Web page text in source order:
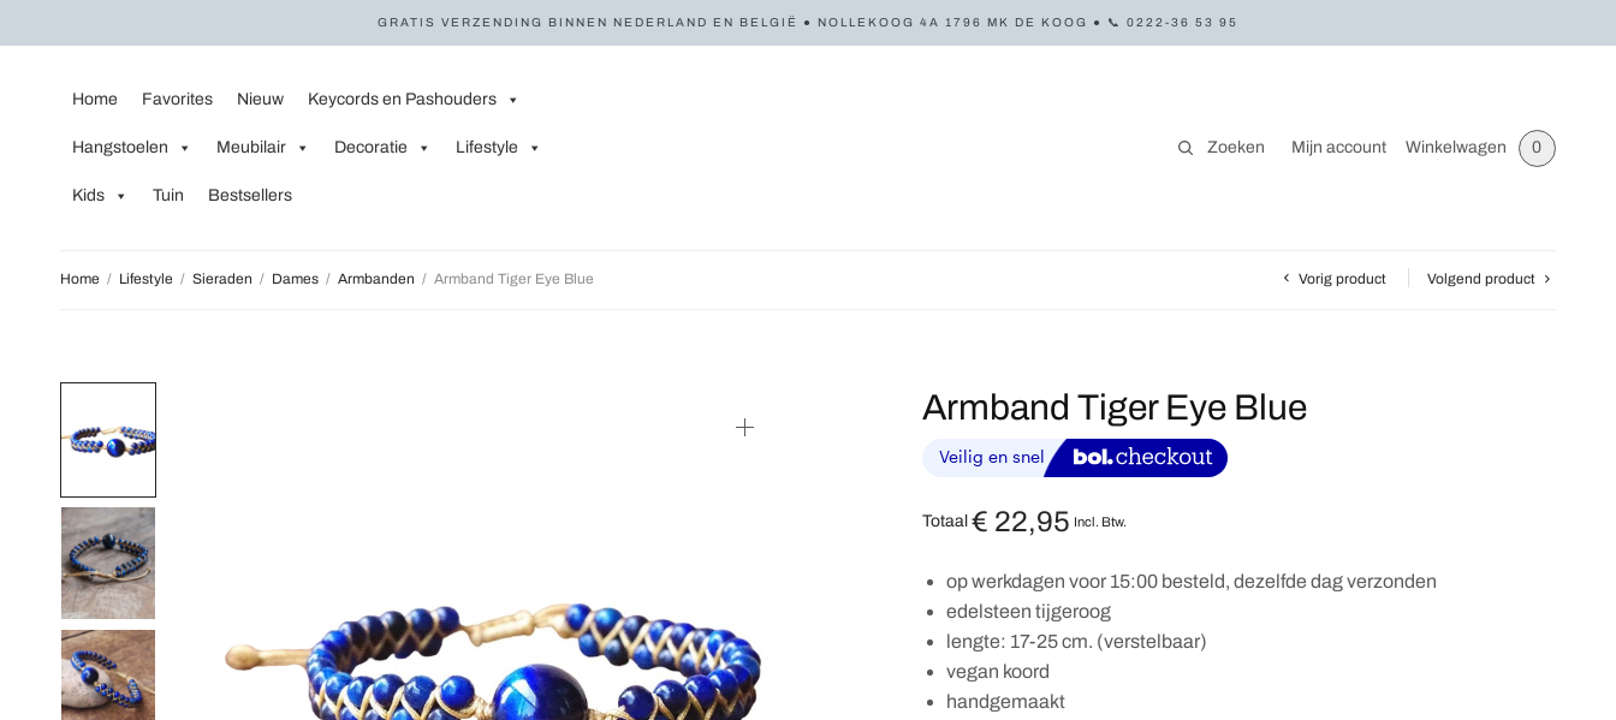
GRATIS VERZENDING BINNEN NEDERLAND EN BELGIË ● NOLLEKOOG 4A 1796 MK DE KOOG ● 📞 0222-36 53 95
Home Favorites Nieuw Keycords en Pashouders
Hangstoelen Meubilair Decoratie Lifestyle
Kids Tuin Bestsellers
Zoeken Mijn account Winkelwagen 0
Home / Lifestyle / Sieraden / Dames / Armbanden / Armband Tiger Eye Blue Vorig product Volgend product
Armband Tiger Eye Blue
Totaal € 22,95 Incl. Btw.
op werkdagen voor 15:00 besteld, dezelfde dag verzonden
edelsteen tijgeroog
lengte: 17-25 cm. (verstelbaar)
vegan koord
handgemaakt